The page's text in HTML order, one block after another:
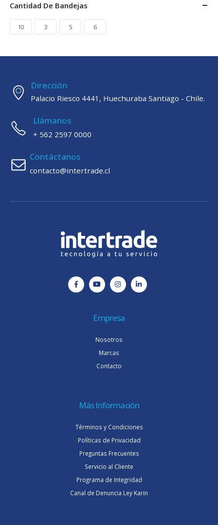
Cantidad De Bandejas
10 3 5 6
Dirección
Palacio Riesco 4441, Huechuraba Santiago - Chile.
Llámanos
+ 562 2597 0000
Contáctanos
contacto@intertrade.cl
Empresa
Nosotros
Marcas
Contacto
Más Información
Términos y Condiciones
Políticas de Privacidad
Preguntas Frecuentes
Servicio al Cliente
Programa de Integridad
Canal de Denuncia Ley Karin